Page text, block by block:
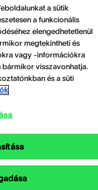
a sütik
a funkcionális
elengedhetetlenül
megtekintheti és
vagy -információkra
visszavonhatja.
és a süti